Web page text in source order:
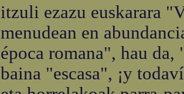
itzuli ezazu euskarara
menudean en
época romana", hau da,
baina "escasa", ¡y